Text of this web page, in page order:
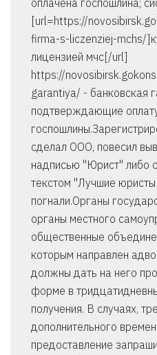
оплачена госпошлина;
[url=https://
firma-s-liczenziej-mchs/
лицензией мчс[/url]
https://
garantiya/ - банковская
подтверждающие
сделал ООО, повесил
надписью "Юрист" либо
текстом "Лучшие
погнали.Органы
органы местного
общественные
которым направлен
должны дать на него
форме в
получения. В случаях,
дополнительного
предоставление